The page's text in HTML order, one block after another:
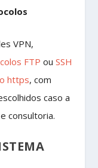
VPN,
FTP ouSSH
https, com
caso a
consultoria.